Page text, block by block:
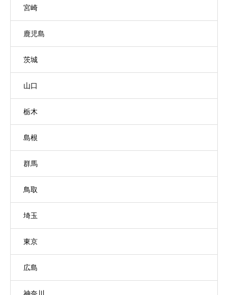
宮崎
鹿児島
茨城
山口
栃木
島根
群馬
鳥取
埼玉
東京
広島